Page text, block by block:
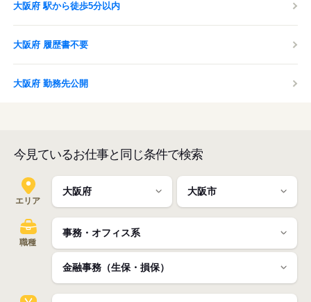
大阪府 駅から徒歩5分以内
大阪府 履歴書不要
大阪府 勤務先公開
今見ているお仕事と同じ条件で検索
エリア
職種